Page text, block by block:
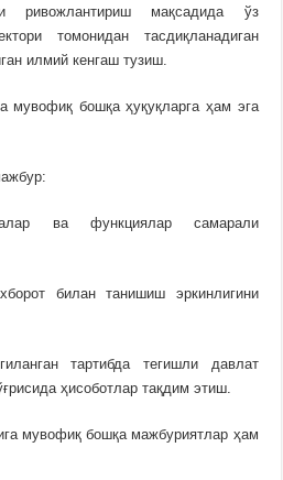
ривожлантириш мақсадида ўз
томонидан тасдиқланадиган
илмий кенгаш тузиш.
мувофиқ бошқа ҳуқуқларга ҳам эга
ва функциялар самарали
билан танишиш эркинлигини
тартибда тегишли давлат
ҳисоботлар тақдим этиш.
мувофиқ бошқа мажбуриятлар ҳам